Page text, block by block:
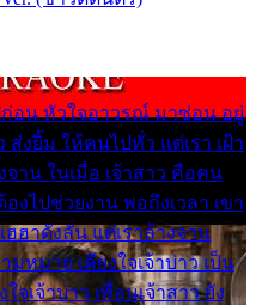
ก่อน หัวใจอาวรณ์ มาซ่อน อยู่
งยิ้ม ให้คนไปทั่ว แต่เรา เฝ้า
จาน ในเมื่อ เจ้าสาว คือคน
งไปช่วยงาน พอถึงเวลา เขา
ฮาดังลั่น แต่เราล้างจาน
หมาย เคียงใจเจ้าบ่าว เป็น
เจ้าบ่าว เพื่อนเจ้าสาว ยัง